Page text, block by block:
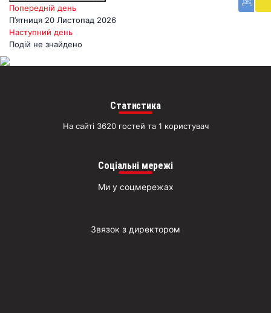
Попередній день
П’ятниця 20 Листопад 2026
Наступний день
Подій не знайдено
Статистика
На сайті 3620 гостей та 1 користувач
Соціальні мережі
Ми у соцмережах
Звязок з директором